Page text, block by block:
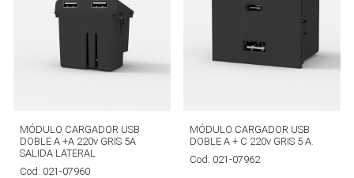
MÓDULO CARGADOR USB
DOBLE A +A 220v GRIS 5A
SALIDA LATERAL
Cod: 021-07960
MÓDULO CARGADOR USB
DOBLE A + C 220v GRIS 5 A.
Cod: 021-07962